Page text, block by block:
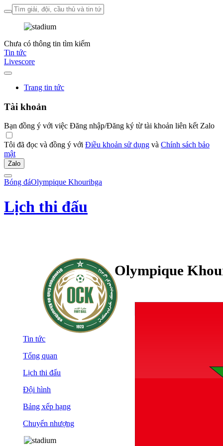
Chưa có thông tin tìm kiếm
Tin tức
Livescore
Trang tin tức
Tài khoản
Bạn đồng ý với việc Đăng nhập/Đăng ký từ tài khoản liên kết Zalo
Tôi đã đọc và đồng ý với Điều khoản sử dụng và Chính sách bảo
mật
Zalo
Bóng đáOlympique Khouribga
Lịch thi đấu
Olympique
Tin tức
Tổng quan
Lịch thi đấu
Đội hình
Bảng xếp hạng
Chuyển nhượng